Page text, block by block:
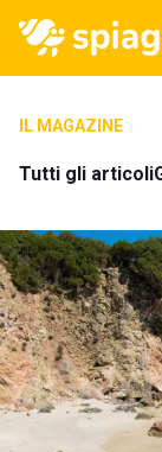
IL MAGAZINE
Tutti gli articoli